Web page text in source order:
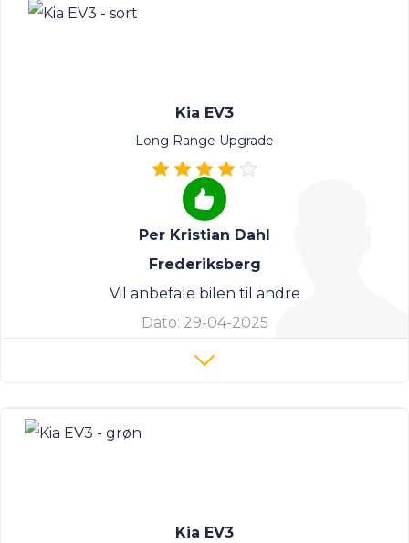
Kia EV3
Long Range Upgrade
Per Kristian Dahl
Frederiksberg
Vil anbefale bilen til andre
Dato: 29-04-2025
Kia EV3